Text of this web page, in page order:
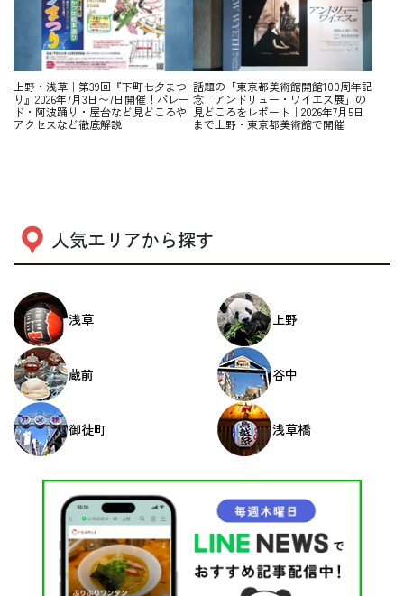
上野・浅草｜第39回『下町七夕まつ
り』2026年7月3日〜7日開催！パレー
ド・阿波踊り・屋台など見どころや
アクセスなど徹底解説
話題の「東京都美術館開館100周年記
念 アンドリュー・ワイエス展」の
見どころをレポート｜2026年7月5日
まで上野・東京都美術館で開催
人気エリアから探す
浅草 上野
蔵前 谷中
御徒町 浅草橋